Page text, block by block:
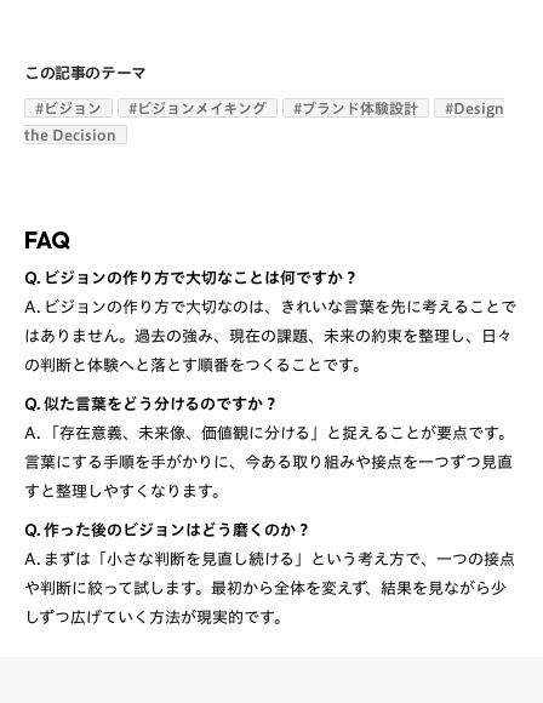
この記事のテーマ
#ビジョン #ビジョンメイキング #ブランド体験設計 #Design
the Decision
FAQ
Q. ビジョンの作り方で大切なことは何ですか？
A. ビジョンの作り方で大切なのは、きれいな言葉を先に考えることで
はありません。過去の強み、現在の課題、未来の約束を整理し、日々
Q. 似た言葉をどう分けるのですか？
A. 「存在意義、未来像、価値観に分ける」と捉えることが要点です。
言葉にする手順を手がかりに、今ある取り組みや接点を一つずつ見直
Q. 作った後のビジョンはどう磨くのか？
A. まずは「小さな判断を見直し続ける」という考え方で、一つの接点
や判断に絞って試します。最初から全体を変えず、結果を見ながら少